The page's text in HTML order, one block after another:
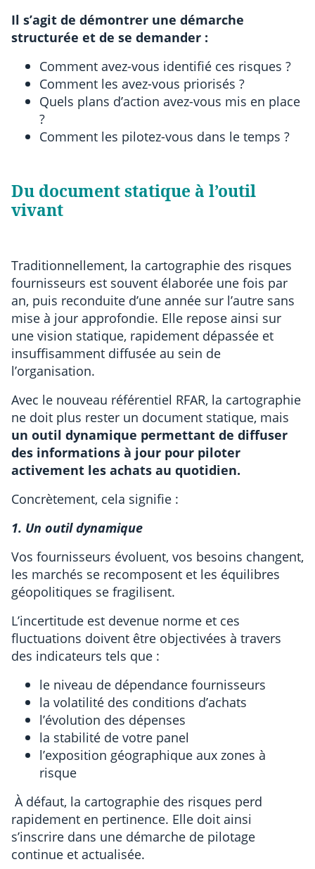
Il s’agit de démontrer une démarche
structurée et de se demander :
Comment avez-vous identifié ces risques ?
Comment les avez-vous priorisés ?
Quels plans d’action avez-vous mis en place
?
Comment les pilotez-vous dans le temps ?
Du document statique à l’outil
vivant
Traditionnellement, la cartographie des risques
fournisseurs est souvent élaborée une fois par
an, puis reconduite d’une année sur l’autre sans
mise à jour approfondie. Elle repose ainsi sur
une vision statique, rapidement dépassée et
insuffisamment diffusée au sein de
l’organisation.
Avec le nouveau référentiel RFAR, la cartographie
ne doit plus rester un document statique, mais
un outil dynamique permettant de diffuser
des informations à jour pour piloter
activement les achats au quotidien.
Concrètement, cela signifie :
1. Un outil dynamique
Vos fournisseurs évoluent, vos besoins changent,
les marchés se recomposent et les équilibres
géopolitiques se fragilisent.
L’incertitude est devenue norme et ces
fluctuations doivent être objectivées à travers
des indicateurs tels que :
le niveau de dépendance fournisseurs
la volatilité des conditions d’achats
l’évolution des dépenses
la stabilité de votre panel
l’exposition géographique aux zones à
risque
À défaut, la cartographie des risques perd
rapidement en pertinence. Elle doit ainsi
s’inscrire dans une démarche de pilotage
continue et actualisée.